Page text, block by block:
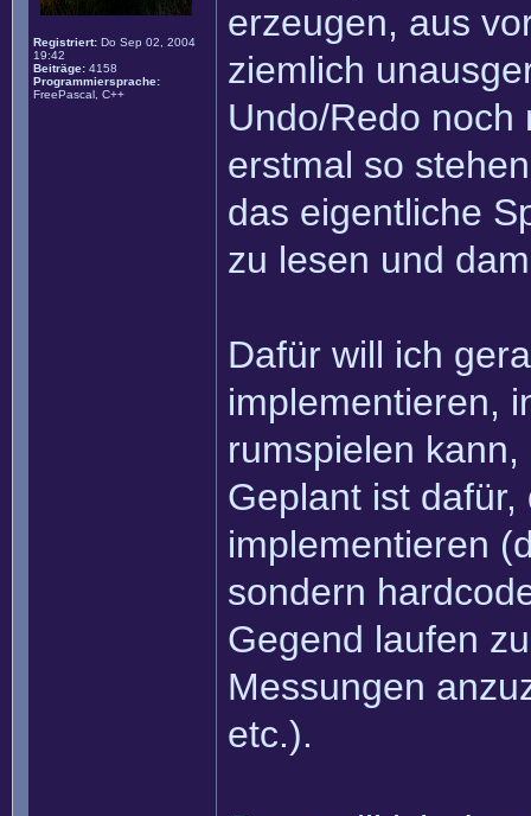
Registriert: Do Sep 02, 2004
19:42
Beiträge: 4158
Programmiersprache:
FreePascal, C++
erzeugen, aus
ziemlich
Undo/Redo noch
erstmal so
das eigentliche
zu lesen und
Dafür will ich
implementieren,
rumspielen
Geplant ist dafür,
implementieren
sondern
Gegend laufen
Messungen
etc.).